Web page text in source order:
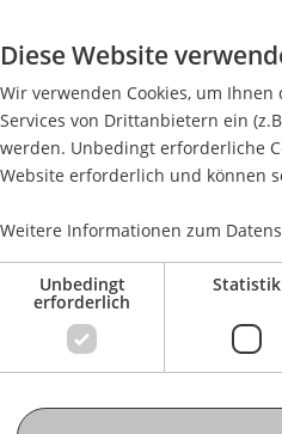
darfst du im
oder Kochplatten
Diese Website
Wir verwenden Cookies, um
Services von Drittanbietern ein
werden. Unbedingt erforderliche
Website erforderlich und können
Weitere Informationen zum
Unbedingt
erforderlich
Statistik